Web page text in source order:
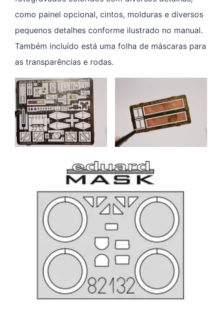
como painel opcional, cintos, molduras e diversos
pequenos detalhes conforme ilustrado no manual.
Também incluído está uma folha de máscaras para
as transparências e rodas.